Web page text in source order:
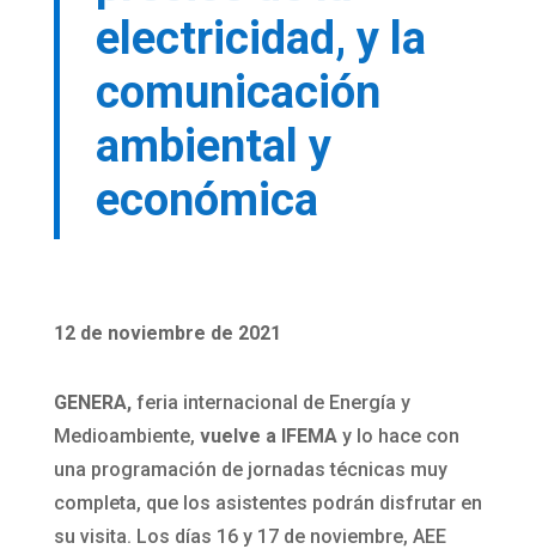
electricidad, y la
comunicación
ambiental y
económica
12 de noviembre de 2021
GENERA, feria internacional de Energía y
Medioambiente, vuelve a IFEMAy lo hace con
una programación de jornadas técnicas muy
completa, que los asistentes podrán disfrutar en
su visita. Los días 16 y 17 de noviembre, AEE